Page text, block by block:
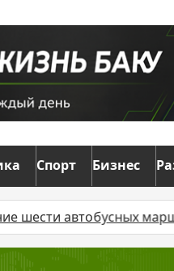
Спорт Бизнес
автобусных